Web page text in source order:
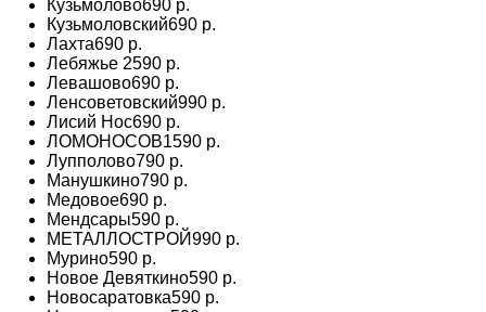
Кузьмолово690 р.
Кузьмоловский690 р.
Лахта690 р.
Лебяжье 2590 р.
Левашово690 р.
Ленсоветовский990 р.
Лисий Нос690 р.
ЛОМОНОСОВ1590 р.
Лупполово790 р.
Манушкино790 р.
Медовое690 р.
Мендсары590 р.
МЕТАЛЛОСТРОЙ990 р.
Мурино590 р.
Новое Девяткино590 р.
Новосаратовка590 р.